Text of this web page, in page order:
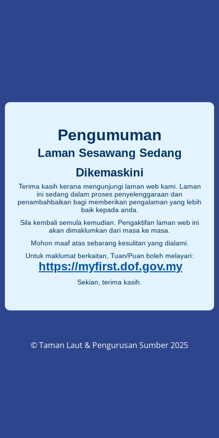
Pengumuman
Laman Sesawang Sedang
Dikemaskini
Terima kasih kerana mengunjungi laman web kami. Laman
ini sedang dalam proses penyelenggaraan dan
penambahbaikan bagi memberikan pengalaman yang lebih
baik kepada anda.
Sila kembali semula kemudian. Pengaktifan laman web ini
akan dimaklumkan dari masa ke masa.
Mohon maaf atas sebarang kesulitan yang dialami.
Untuk maklumat berkaitan, Tuan/Puan boleh melayari:
https://myfirst.dof.gov.my
Sekian, terima kasih.
© Taman Laut & Pengurusan Sumber 2025